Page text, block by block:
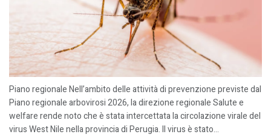
Piano regionale Nell’ambito delle attività di prevenzione previste dal
Piano regionale arbovirosi 2026, la direzione regionale Salute e
welfare rende noto che è stata intercettata la circolazione virale del
virus West Nile nella provincia di Perugia. Il virus è stato...